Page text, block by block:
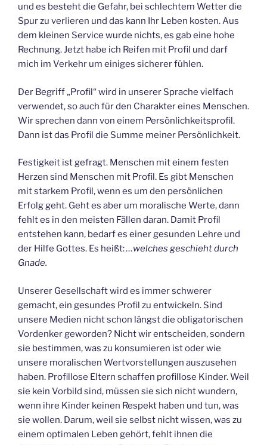
und es besteht die Gefahr, bei schlechtem Wetter die
Spur zu verlieren und das kann Ihr Leben kosten. Aus
dem kleinen Service wurde nichts, es gab eine hohe
Rechnung. Jetzt habe ich Reifen mit Profil und darf
mich im Verkehr um einiges sicherer fühlen.
Der Begriff „Profil“ wird in unserer Sprache vielfach
verwendet, so auch für den Charakter eines Menschen.
Wir sprechen dann von einem Persönlichkeitsprofil.
Dann ist das Profil die Summe meiner Persönlichkeit.
Festigkeit ist gefragt. Menschen mit einem festen
Herzen sind Menschen mit Profil. Es gibt Menschen
mit starkem Profil, wenn es um den persönlichen
Erfolg geht. Geht es aber um moralische Werte, dann
fehlt es in den meisten Fällen daran. Damit Profil
entstehen kann, bedarf es einer gesunden Lehre und
der Hilfe Gottes. Es heißt:…welches geschieht durch
Gnade.
Unserer Gesellschaft wird es immer schwerer
gemacht, ein gesundes Profil zu entwickeln. Sind
unsere Medien nicht schon längst die obligatorischen
Vordenker geworden? Nicht wir entscheiden, sondern
sie bestimmen, was zu konsumieren ist oder wie
unsere moralischen Wertvorstellungen auszusehen
haben. Profillose Eltern schaffen profillose Kinder. Weil
sie kein Vorbild sind, müssen sie sich nicht wundern,
wenn ihre Kinder keinen Respekt haben und tun, was
sie wollen. Darum, weil sie selbst nicht wissen, was zu
einem optimalen Leben gehört, fehlt ihnen die